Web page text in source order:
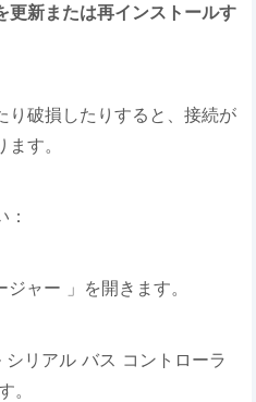
新または再インストールす
り破損したりすると、接続が
す。
ジャー 」を開きます。
シリアル バス コントローラ
。